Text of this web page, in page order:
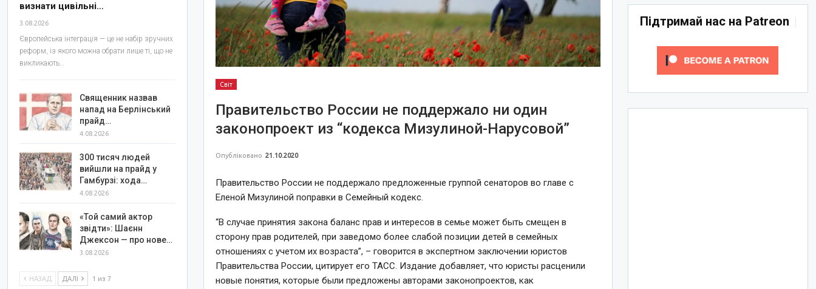
Світ
Правительство России не поддержало ни один
законопроект из “кодекса Мизулиной-Нарусовой”
Опубліковано 21.10.2020
Правительство России не поддержало предложенные группой сенаторов во главе с
Еленой Мизулиной поправки в Семейный кодекс.
“В случае принятия закона баланс прав и интересов в семье может быть смещен в
сторону прав родителей, при заведомо более слабой позиции детей в семейных
отношениях с учетом их возраста”, – говорится в экспертном заключении юристов
Правительства России, цитирует его ТАСС. Издание добавляет, что юристы расценили
новые понятия, которые были предложены авторами законопроектов, как
Підтримай нас на Patreon
визнати цивільні…
3.08.2026
Європейська інтеграція — це не набір зручних
реформ, із якого можна обрати лише ті, що не
викликають…
Священник назвав
напад на Берлінський
прайд…
4.08.2026
300 тисяч людей
вийшли на прайд у
Гамбурзі: хода…
4.08.2026
«Той самий актор
звідти»: Шаєнн
Джексон — про нове…
3.08.2026
НАЗАД ДАЛІ 1 из 7